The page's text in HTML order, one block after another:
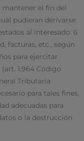
el fin del
pudieran derivarse
al interesado: 6
facturas, etc., según
para ejercitar
1.964 Código
Tributaria
para tales fines,
adecuadas para
o la destrucción